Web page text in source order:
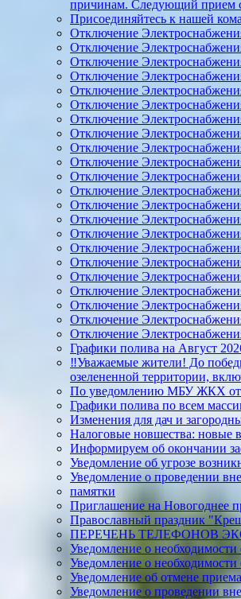
причинам. Следующий прием
Присоединяйтесь к нашей
Отключение
Отключение
Отключение
Отключение
Отключение
Отключение
Отключение
Отключение
Отключение
Отключение
Отключение
Отключение
Отключение
Отключение
Отключение
Отключение
Отключение
Отключение
Отключение
Отключение
Отключение
Отключение
Графики полива на Август
‼️Уважаемые жители! До победы
озелененной территории,
По уведомлению МБУ ЖКХ от
Графики полива по всем
Изменения для дач и
Налоговые новшества: новые
Информируем об окончании
Уведомление об угрозе
Уведомление о проведении
памятки
Приглашение на Новогоднее
Православный праздник
ПЕРЕЧЕНЬ ТЕЛЕФОНОВ
Уведомление о
Уведомление о
Уведомление об отмене
Уведомление о проведении